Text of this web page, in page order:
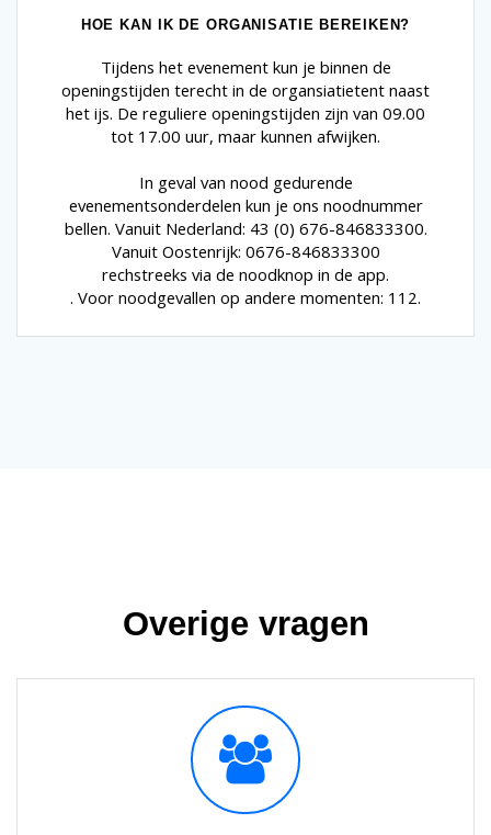
HOE KAN IK DE ORGANISATIE BEREIKEN?
Tijdens het evenement kun je binnen de
openingstijden terecht in de organsiatietent naast
het ijs. De reguliere openingstijden zijn van 09.00
tot 17.00 uur, maar kunnen afwijken.
In geval van nood gedurende
evenementsonderdelen kun je ons noodnummer
bellen. Vanuit Nederland: 43 (0) 676-846833300.
Vanuit Oostenrijk: 0676-846833300
rechstreeks via de noodknop in de app.
. Voor noodgevallen op andere momenten: 112.
Overige vragen